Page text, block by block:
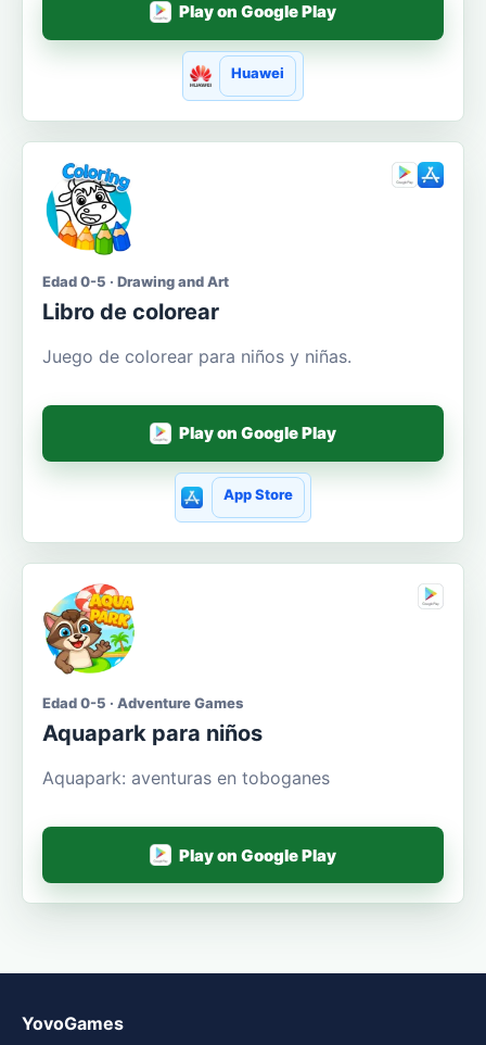
Play on Google Play
Huawei
Edad 0-5 · Drawing and Art
Libro de colorear
Juego de colorear para niños y niñas.
Play on Google Play
App Store
Edad 0-5 · Adventure Games
Aquapark para niños
Aquapark: aventuras en toboganes
Play on Google Play
YovoGames